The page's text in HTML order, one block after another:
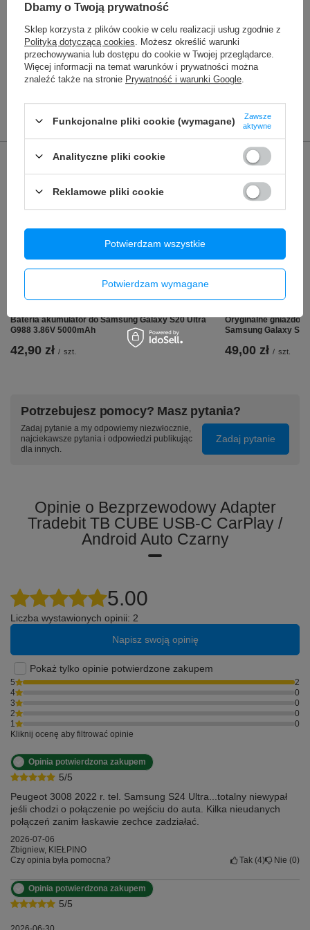
➡️ Dlaczego warto mieć?
Tradebit TB CUBEto niezawodne rozwiązanie, które
łączy wygodę, elegancję i nowoczesną technologię:
Kompaktowy design
– niewielki, stylowy adapter,
pełnoprawne złącze USB-C, zamiast
przestarzałego USB-A
Automatyczne łączenie– uruchamiasz silnik, a
system sam łączy się z telefonem.
bez opóźnień.
Bezproblemowa kompatybilność – obsługuje
większość samochodów z fabrycznym CarPlay lub
Android Auto.
➡️ Co dostaniesz w zamian?
ZTradebit TB CUBE
do tej pory brakowało:
✅Bezprzewodowy dostęp do muzyki– Spotify,
Apple Music, YouTube Music i inne.
✅ Nawigacja GPS w czasie rzeczywistym
/ szt.
Taśma głośnika dolnego/antena WiFi iPhone X OEM
18,90 zł / szt.
POLECANE
Poprzedni z tej kategorii Następny z tej kategorii
Bateria akumulator do Samsung Galaxy S20 Ultra
G988 3.86V 5000mAh
42,90 zł / szt.
Oryginalne gniazdo
Samsung Galaxy
49,00 zł / szt.
Potrzebujesz pomocy? Masz pytania?
Zadaj pytanie a my odpowiemy niezwłocznie,
najciekawsze pytania i odpowiedzi publikując
dla innych.
Zadaj pytanie
Opinie o Bezprzewodowy Adapter
Tradebit TB CUBE USB-C CarPlay /
Android Auto Czarny
5.00
Liczba wystawionych opinii: 2
Napisz swoją opinię
Pokaż tylko opinie potwierdzone zakupem
5
2
4
0
3
0
2
0
1
0
Kliknij ocenę aby filtrować opinie
5/5
Opinia potwierdzona zakupem
Peugeot 3008 2022 r. tel. Samsung S24 Ultra...totalny niewypał
jeśli chodzi o połączenie po wejściu do auta. Kilka nieudanych
połączeń zanim łaskawie zechce zadziałać.
2026-07-06
Zbigniew, KIEŁPINO
Czy opinia była pomocna?
Tak 4 Nie 0
5/5
Opinia potwierdzona zakupem
Dbamy o Twoją prywatność
Sklep korzysta z plików cookie w celu realizacji usług zgodnie z
Polityką dotyczącą cookies . Możesz określić warunki
przechowywania lub dostępu do cookie w Twojej przeglądarce.
Więcej informacji na temat warunków i prywatności można
znaleźć także na stronie Prywatność i warunki Google
Funkcjonalne pliki cookie (wymagane)
Zawsze
aktywne
Analityczne pliki cookie
Reklamowe pliki cookie
Potwierdzam wymagane
Potwierdzam wszystkie